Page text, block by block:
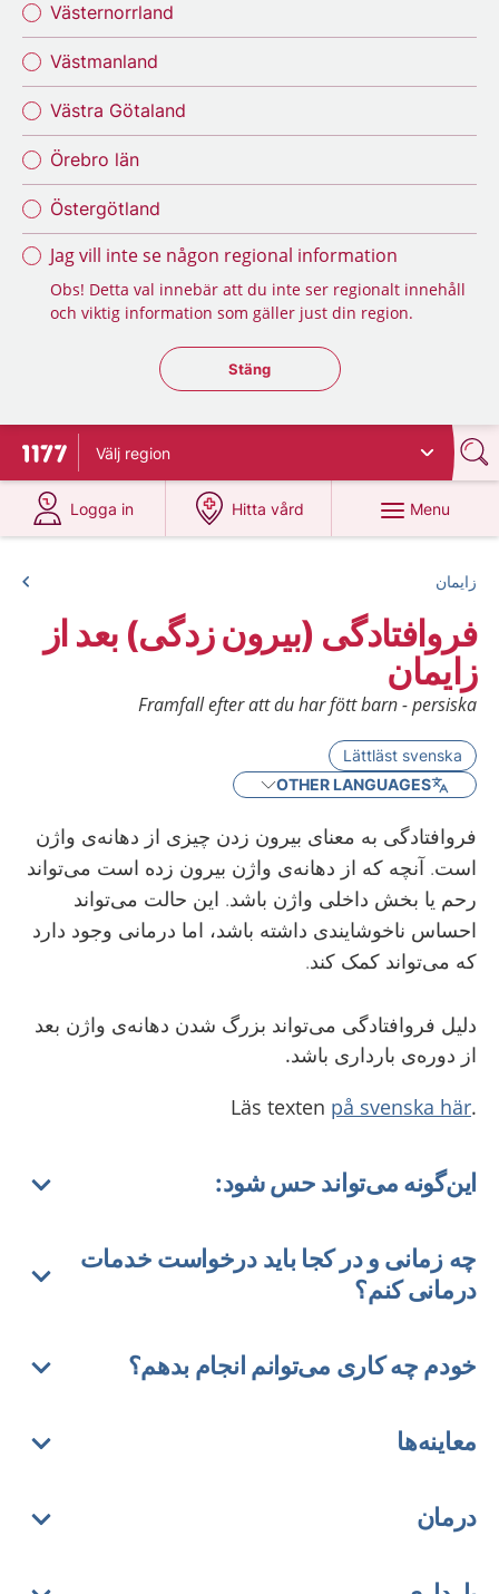
Västernorrland
Västmanland
Västra Götaland
Örebro län
Östergötland
Jag vill inte se någon regional information
Obs! Detta val innebär att du inte ser regionalt innehåll
och viktig information som gäller just din region.
Stäng regionsväljaren
Stäng
To start page for 1177
Välj region
Logga in
at 1177.se
Hitta vård
at 1177.se
Menu
زایمان
فروافتادگی (بیرون زدگی) بعد از
زایمان
Framfall efter att du har fött barn - persiska
Lättläst svenska
OTHER LANGUAGES
فروافتادگی به معنای بیرون زدن چیزی از دهانه‌ی واژن
است. آنچه که از دهانه‌ی واژن بیرون زده است می‌تواند
رحم یا بخش داخلی واژن باشد. این حالت می‌تواند
احساس ناخوشایندی داشته باشد، اما درمانی وجود دارد
که می‌تواند کمک کند.
دلیل فروافتادگی می‌تواند بزرگ شدن دهانه‌ی واژن بعد
از دوره‌ی بارداری باشد.
.Läs texten
på svenska här
این‌گونه می‌تواند حس شود:
چه زمانی و در کجا باید درخواست خدمات
درمانی کنم؟
خودم چه کاری می‌توانم انجام بدهم؟
معاینه‌ها
درمان